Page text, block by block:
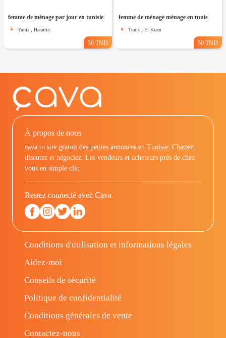
femme de ménage par jour en tunisie
Tunis , Harairia
50 TND
femme de ménage ménage en tunis
Tunis , El Kram
50 TND
À propos de nous
cava.tn site gratuit des petites annonces en Tunisie: Chattez,
discutez et négociez. Les vendeurs et acheteurs prés de chez
vous en simple clic.
Restez connecté avec Cava
Conditions d'utilisation et informations légales
Aidez-moi
Conseils de sécurité
Politique de confidentialité
Conditions générales de vente
Contactez-nous